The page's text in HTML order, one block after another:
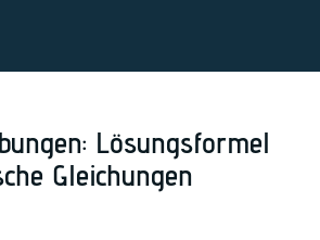
Lösungsformel
Gleichungen